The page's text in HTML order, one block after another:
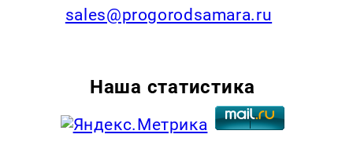
sales@progorodsamara.ru
Наша статистика